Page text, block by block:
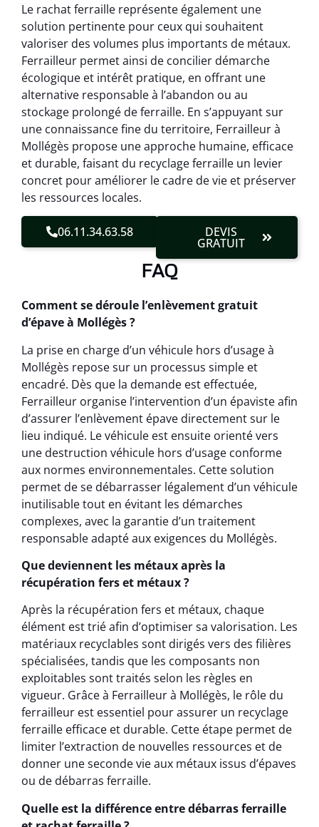
Le rachat ferraille représente également une
solution pertinente pour ceux qui souhaitent
valoriser des volumes plus importants de métaux.
Ferrailleur permet ainsi de concilier démarche
écologique et intérêt pratique, en offrant une
alternative responsable à l’abandon ou au
stockage prolongé de ferraille. En s’appuyant sur
une connaissance fine du territoire, Ferrailleur à
Mollégès propose une approche humaine, efficace
et durable, faisant du recyclage ferraille un levier
concret pour améliorer le cadre de vie et préserver
les ressources locales.
06.11.34.63.58 DEVIS
GRATUIT
FAQ
Comment se déroule l’enlèvement gratuit
d’épave à Mollégès ?
La prise en charge d’un véhicule hors d’usage à
Mollégès repose sur un processus simple et
encadré. Dès que la demande est effectuée,
Ferrailleur organise l’intervention d’un épaviste afin
d’assurer l’enlèvement épave directement sur le
lieu indiqué. Le véhicule est ensuite orienté vers
une destruction véhicule hors d’usage conforme
aux normes environnementales. Cette solution
permet de se débarrasser légalement d’un véhicule
inutilisable tout en évitant les démarches
complexes, avec la garantie d’un traitement
responsable adapté aux exigences du Mollégès.
Que deviennent les métaux après la
récupération fers et métaux ?
Après la récupération fers et métaux, chaque
élément est trié afin d’optimiser sa valorisation. Les
matériaux recyclables sont dirigés vers des filières
spécialisées, tandis que les composants non
exploitables sont traités selon les règles en
vigueur. Grâce à Ferrailleur à Mollégès, le rôle du
ferrailleur est essentiel pour assurer un recyclage
ferraille efficace et durable. Cette étape permet de
limiter l’extraction de nouvelles ressources et de
donner une seconde vie aux métaux issus d’épaves
ou de débarras ferraille.
Quelle est la différence entre débarras ferraille